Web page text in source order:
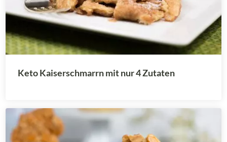
Keto Kaiserschmarrn mit nur 4 Zutaten